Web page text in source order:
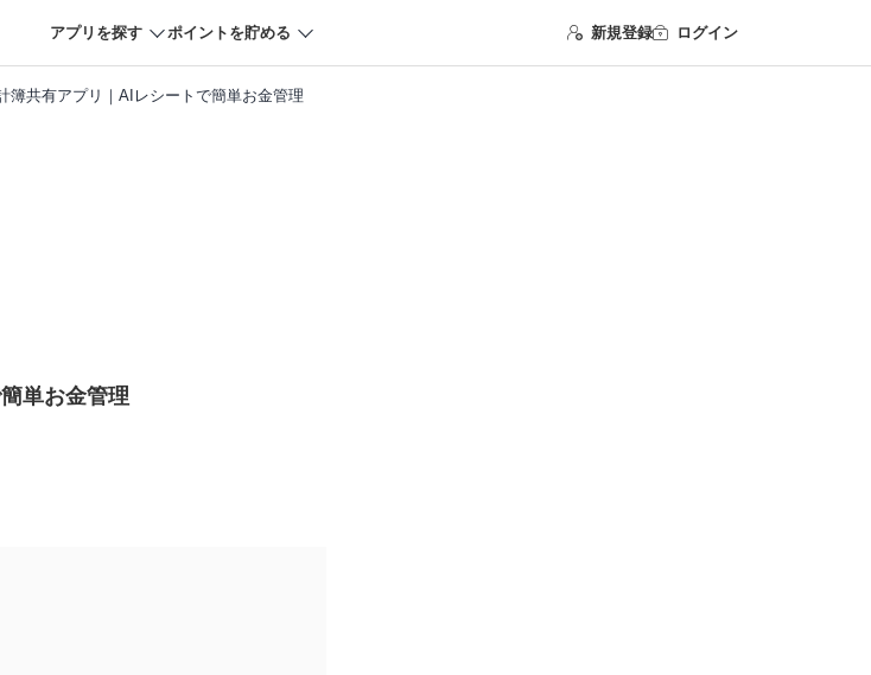
アプリを探す ポイントを貯める 新規登録 ログイン
簿共有アプリ｜AIレシートで簡単お金管理
単お金管理